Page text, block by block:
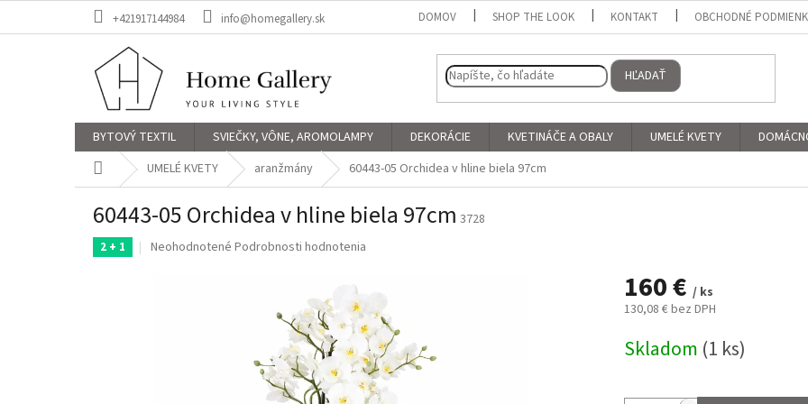
+421917144984 info@homegallery.sk DOMOV SHOP THE LOOK KONTAKT OBCHODNÉ
HĽADAŤ
BYTOVÝ TEXTIL SVIEČKY, VÔNE, AROMOLAMPY DEKORÁCIE KVETINÁČE A OBALY UMELÉ KVETY
DomovUMELÉ KVETY aranžmány 60443-05 Orchidea v hline biela 97cm
60443-05 Orchidea v hline biela 97cm 3728
2 + 1
Priemerné
Neohodnotené Podrobnosti hodnotenia
160 € / ks
130,08 € bez DPH
cena:
Skladom (1 ks)